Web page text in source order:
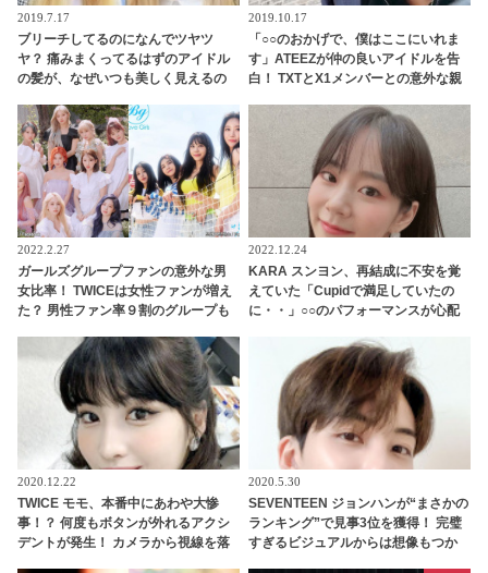
2019.7.17
ブリーチしてるのになんでツヤツ
ヤ？ 痛みまくってるはずのアイドル
の髪が、なぜいつも美しく見えるの
は・・？
2019.10.17
「○○のおかげで、僕はここにいれま
す」ATEEZが仲の良いアイドルを告
白！ TXTとX1メンバーとの意外な親
2022.2.27
ガールズグループファンの意外な男
女比率！ TWICEは女性ファンが増え
た？ 男性ファン率９割のグループも
2022.12.24
KARA スンヨン、再結成に不安を覚
えていた「Cupidで満足していたの
に・・」○○のパフォーマンスが心配
プライドが感じられる発言はさすが
2020.12.22
TWICE モモ、本番中にあわや大惨
事！？ 何度もボタンが外れるアクシ
デントが発生！ カメラから視線を落
2020.5.30
SEVENTEEN ジョンハンが“まさかの
ランキング”で見事3位を獲得！ 完璧
すぎるビジュアルからは想像もつか